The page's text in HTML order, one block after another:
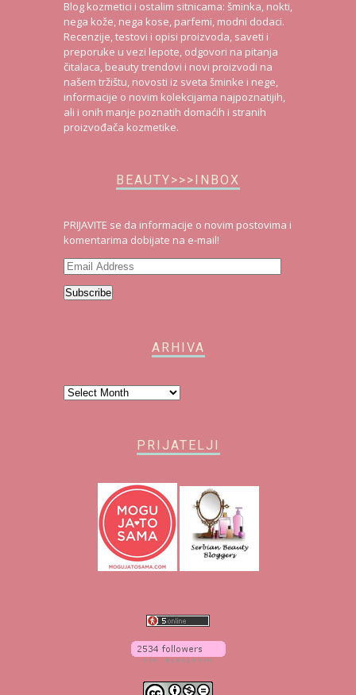
Blog kozmetici i ostalim sitnicama: šminka, nokti,
nega kože, nega kose, parfemi, modni dodaci.
Recenzije, testovi i opisi proizvoda, saveti i
preporuke u vezi lepote, odgovori na pitanja
čitalaca, beauty trendovi i novi proizvodi na
našem tržištu, novosti iz sveta šminke i nege,
informacije o novim kolekcijama najpoznatijih,
ali i onih manje poznatih domaćih i stranih
proizvođača kozmetike.
BEAUTY>>>INBOX
PRIJAVITE se da informacije o novim postovima i
komentarima dobijate na e-mail!
Email
Address
Subscribe
ARHIVA
Arhiva
PRIJATELJI